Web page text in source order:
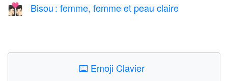
👩🏻‍❤️‍💋‍👩🏻 Bisou : femme, femme et peau claire
⌨️ Emoji Clavier